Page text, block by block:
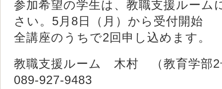
参加希望の学生は、教職支援ルーム
さい。5月8日（月）から受付開始
全講座のうちで2回申し込めます。
教職支援ルーム 木村 （教育学部2
089-927-9483